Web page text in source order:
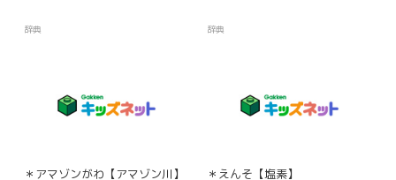
辞典 辞典
＊アマゾンがわ【アマゾン川】 ＊えんそ【塩素】